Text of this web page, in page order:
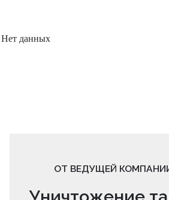
Нет данных
ОТ ВЕДУЩЕЙ